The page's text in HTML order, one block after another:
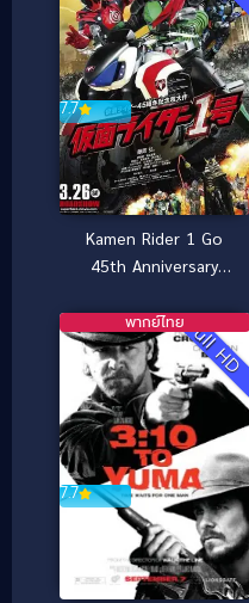
7.7
Kamen Rider 1 Go
45th Anniversary
หมายเลข 1 ไอ้มดแดง
อาละวาดFull HD
7.7
พากย์ไทย